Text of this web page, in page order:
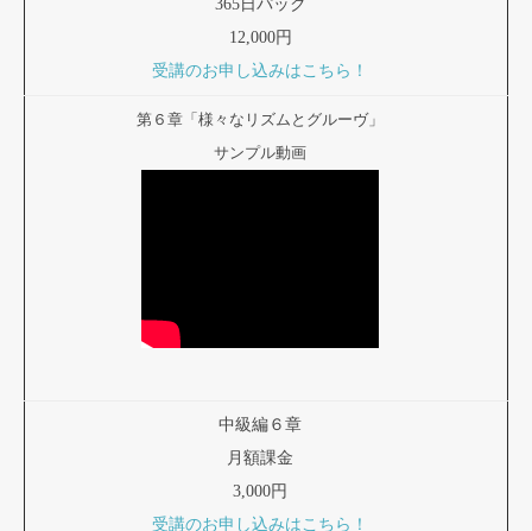
365日パック
12,000円
受講のお申し込みはこちら！
第６章「様々なリズムとグルーヴ」
サンプル動画
中級編６章
月額課金
3,000円
受講のお申し込みはこちら！